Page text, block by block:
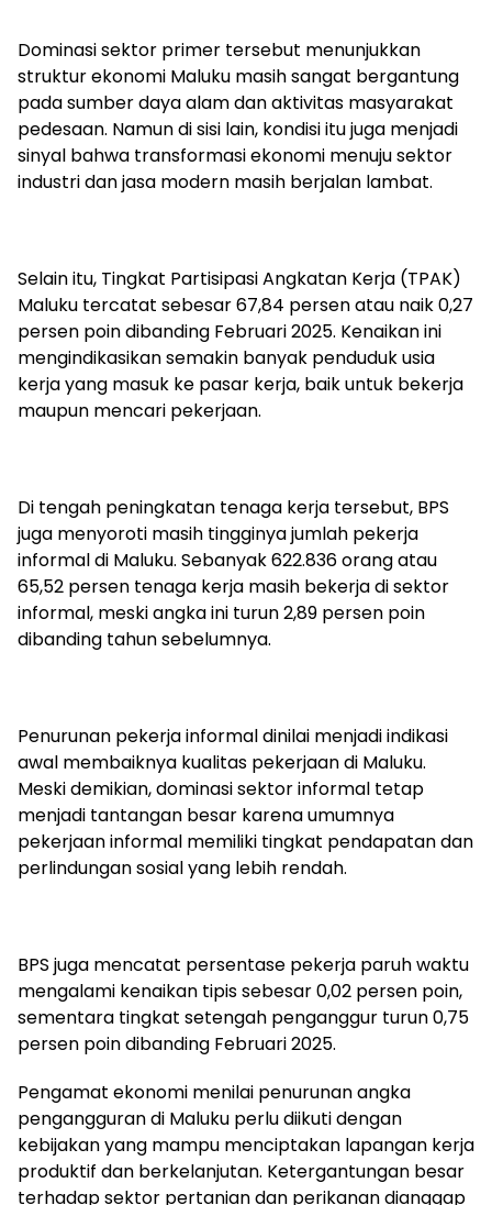
Dominasi sektor primer tersebut menunjukkan
struktur ekonomi Maluku masih sangat bergantung
pada sumber daya alam dan aktivitas masyarakat
pedesaan. Namun di sisi lain, kondisi itu juga menjadi
sinyal bahwa transformasi ekonomi menuju sektor
industri dan jasa modern masih berjalan lambat.
Selain itu, Tingkat Partisipasi Angkatan Kerja (TPAK)
Maluku tercatat sebesar 67,84 persen atau naik 0,27
persen poin dibanding Februari 2025. Kenaikan ini
mengindikasikan semakin banyak penduduk usia
kerja yang masuk ke pasar kerja, baik untuk bekerja
maupun mencari pekerjaan.
Di tengah peningkatan tenaga kerja tersebut, BPS
juga menyoroti masih tingginya jumlah pekerja
informal di Maluku. Sebanyak 622.836 orang atau
65,52 persen tenaga kerja masih bekerja di sektor
informal, meski angka ini turun 2,89 persen poin
dibanding tahun sebelumnya.
Penurunan pekerja informal dinilai menjadi indikasi
awal membaiknya kualitas pekerjaan di Maluku.
Meski demikian, dominasi sektor informal tetap
menjadi tantangan besar karena umumnya
pekerjaan informal memiliki tingkat pendapatan dan
perlindungan sosial yang lebih rendah.
BPS juga mencatat persentase pekerja paruh waktu
mengalami kenaikan tipis sebesar 0,02 persen poin,
sementara tingkat setengah penganggur turun 0,75
persen poin dibanding Februari 2025.
Pengamat ekonomi menilai penurunan angka
pengangguran di Maluku perlu diikuti dengan
kebijakan yang mampu menciptakan lapangan kerja
produktif dan berkelanjutan. Ketergantungan besar
terhadap sektor pertanian dan perikanan dianggap